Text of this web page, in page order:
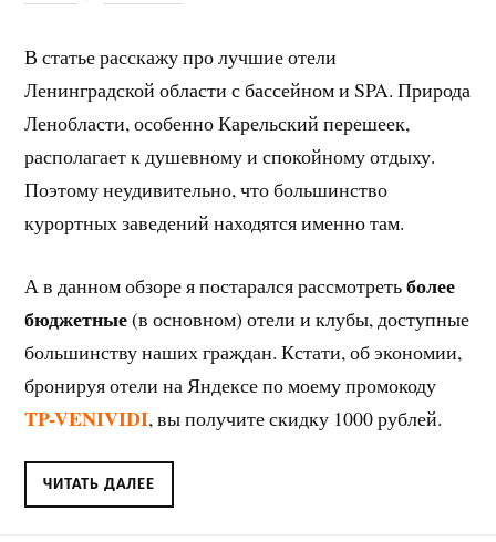
В статье расскажу про лучшие отели
Ленинградской области с бассейном и SPA. Природа
Ленобласти, особенно Карельский перешеек,
располагает к душевному и спокойному отдыху.
Поэтому неудивительно, что большинство
курортных заведений находятся именно там.
А в данном обзоре я постарался рассмотретьболее
бюджетные(в основном) отели и клубы, доступные
большинству наших граждан. Кстати, об экономии,
бронируя отели на Яндексе по моему промокоду
TP-VENIVIDI, вы получите скидку 1000 рублей.
ЧИТАТЬ ДАЛЕЕ